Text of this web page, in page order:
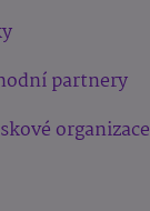
partnery
organizace